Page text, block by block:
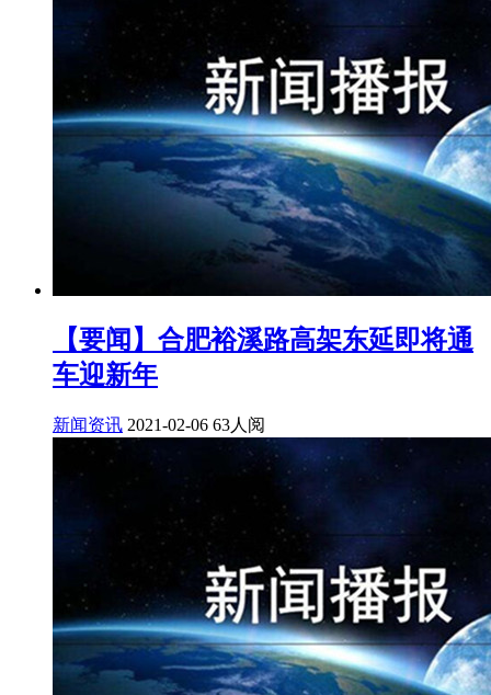
【要闻】合肥裕溪路高架东延即将通
车迎新年
新闻资讯 2021-02-06 63人阅